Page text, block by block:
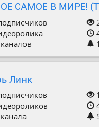
САМОЕ В МИРЕ!
Линк